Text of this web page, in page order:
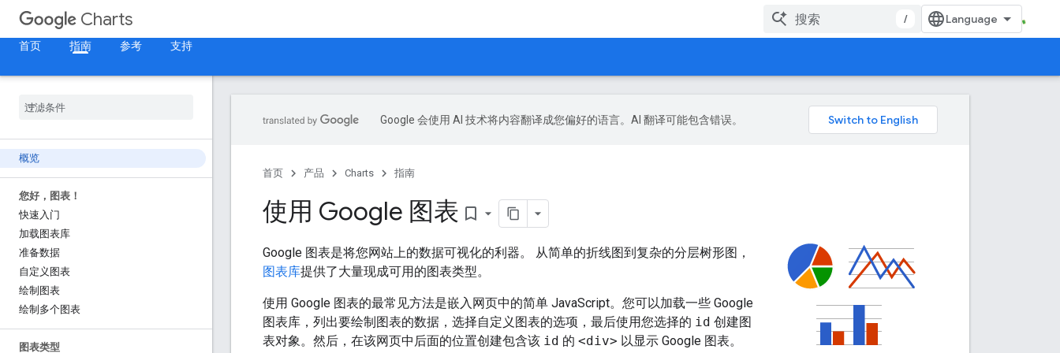
Charts
/
首页
指南 参考 支持
概览
您好，图表！
快速入门
加载图表库
准备数据
自定义图表
绘制图表
绘制多个图表
图表类型
Google 会使用 AI 技术将内容翻译成您偏好的语言。AI 翻译可能包含错误。
首页 产品 Charts 指南
使用 Google 图表 bookmark_border
Google 图表是将您网站上的数据可视化的利器。 从简单的折线图到复杂的分层树形图，
图表库提供了大量现成可用的图表类型。
使用 Google 图表的最常见方法是嵌入网页中的简单 JavaScript。您可以加载一些 Google
图表库，列出要绘制图表的数据，选择自定义图表的选项，最后使用您选择的 id 创建图
表对象。然后，在该网页中后面的位置创建包含该 id 的 <div> 以显示 Google 图表。